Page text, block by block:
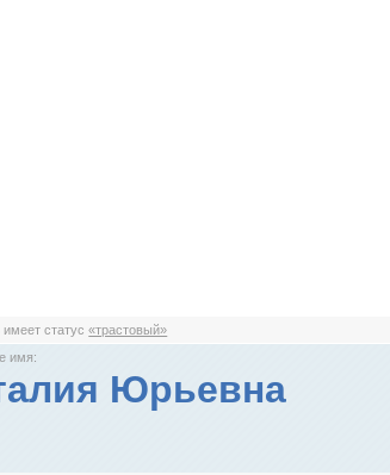
имеет статус«трастовый»
имя:
Юрьевна